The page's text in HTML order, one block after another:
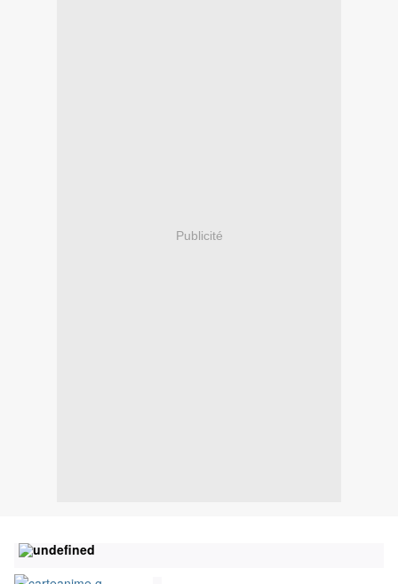
Publicité